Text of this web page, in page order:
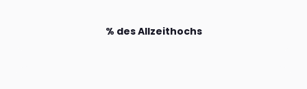
% des Allzeithochs